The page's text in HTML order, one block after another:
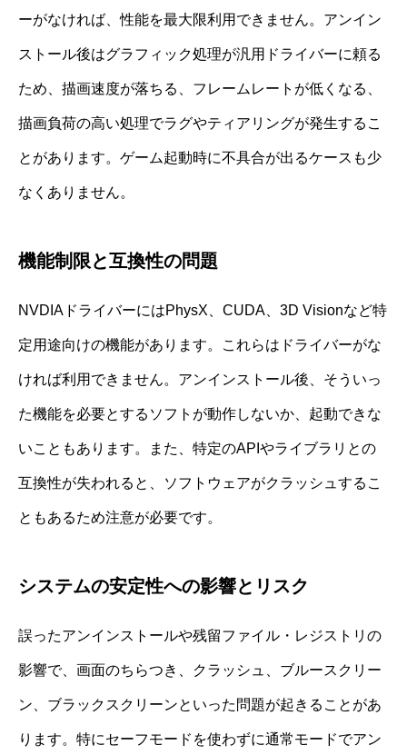
ーがなければ、性能を最大限利用できません。アンイン
ストール後はグラフィック処理が汎用ドライバーに頼る
ため、描画速度が落ちる、フレームレートが低くなる、
描画負荷の高い処理でラグやティアリングが発生するこ
とがあります。ゲーム起動時に不具合が出るケースも少
なくありません。
機能制限と互換性の問題
NVDIAドライバーにはPhysX、CUDA、3D Visionなど特
定用途向けの機能があります。これらはドライバーがな
ければ利用できません。アンインストール後、そういっ
た機能を必要とするソフトが動作しないか、起動できな
いこともあります。また、特定のAPIやライブラリとの
互換性が失われると、ソフトウェアがクラッシュするこ
ともあるため注意が必要です。
システムの安定性への影響とリスク
誤ったアンインストールや残留ファイル・レジストリの
影響で、画面のちらつき、クラッシュ、ブルースクリー
ン、ブラックスクリーンといった問題が起きることがあ
ります。特にセーフモードを使わずに通常モードでアン